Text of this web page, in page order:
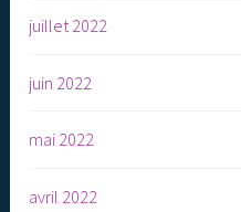
juillet 2022
juin 2022
mai 2022
avril 2022